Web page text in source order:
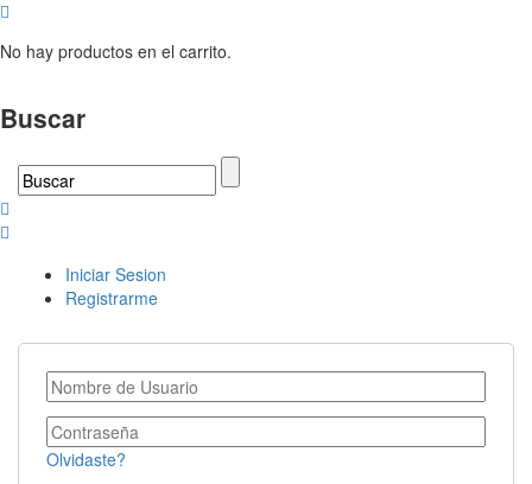
No hay productos en el carrito.
Buscar
Iniciar Sesion
Registrarme
Olvidaste?